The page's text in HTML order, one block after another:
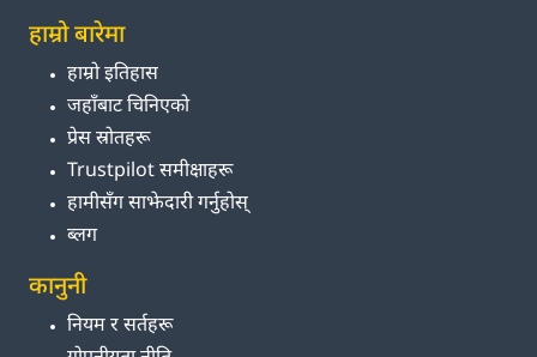
हाम्रो बारेमा
हाम्रो इतिहास
जहाँबाट चिनिएको
प्रेस स्रोतहरू
Trustpilot समीक्षाहरू
हामीसँग साझेदारी गर्नुहोस्
ब्लग
कानुनी
नियम र सर्तहरू